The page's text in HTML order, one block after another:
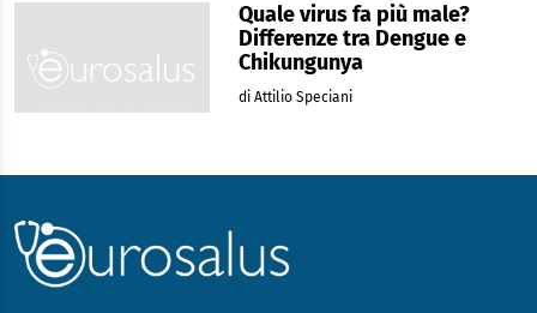
Quale virus fa più male?
Differenze tra Dengue e
Chikungunya
di Attilio Speciani